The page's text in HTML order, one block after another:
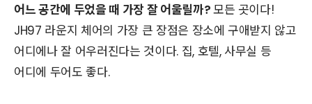
어느 공간에 두었을 때 가장 잘 어울릴까?모든 곳이다!
JH97 라운지 체어의 가장 큰 장점은 장소에 구애받지 않고
어디에나 잘 어우러진다는 것이다. 집, 호텔, 사무실 등
어디에 두어도 좋다.